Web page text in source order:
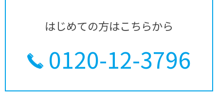
はじめての方はこちらから
0120-12-3796